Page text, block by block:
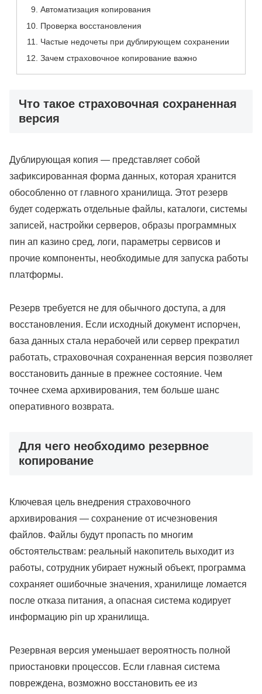
Автоматизация копирования
Проверка восстановления
Частые недочеты при дублирующем сохранении
Зачем страховочное копирование важно
Что такое страховочная сохраненная
версия
Дублирующая копия — представляет собой
зафиксированная форма данных, которая хранится
обособленно от главного хранилища. Этот резерв
будет содержать отдельные файлы, каталоги, системы
записей, настройки серверов, образы программных
пин ап казино сред, логи, параметры сервисов и
прочие компоненты, необходимые для запуска работы
платформы.
Резерв требуется не для обычного доступа, а для
восстановления. Если исходный документ испорчен,
база данных стала нерабочей или сервер прекратил
работать, страховочная сохраненная версия позволяет
восстановить данные в прежнее состояние. Чем
точнее схема архивирования, тем больше шанс
оперативного возврата.
Для чего необходимо резервное
копирование
Ключевая цель внедрения страховочного
архивирования — сохранение от исчезновения
файлов. Файлы будут пропасть по многим
обстоятельствам: реальный накопитель выходит из
работы, сотрудник убирает нужный объект, программа
сохраняет ошибочные значения, хранилище ломается
после отказа питания, а опасная система кодирует
информацию pin up хранилища.
Резервная версия уменьшает вероятность полной
приостановки процессов. Если главная система
повреждена, возможно восстановить ее из